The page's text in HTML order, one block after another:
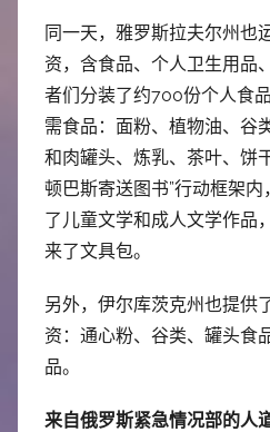
同一天，雅罗斯拉夫尔州也
资，含食品、个人卫生用品
者们分装了约700份个人食
需食品：面粉、植物油、谷
和肉罐头、炼乳、茶叶、饼
顿巴斯寄送图书”行动框架
了儿童文学和成人文学作品
来了文具包。
另外，伊尔库茨克州也提供
资：通心粉、谷类、罐头食
品。
来自俄罗斯紧急情况部的人